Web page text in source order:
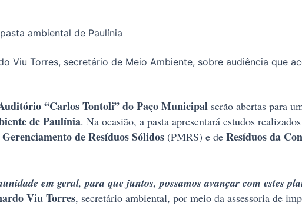
ambiental de Paulínia
Viu Torres, secretário de Meio Ambiente, sobre audiência que
“Carlos Tontoli” do Paço Municipal serão abertas para
de Paulínia. Na ocasião, a pasta apresentará estudos
de Resíduos Sólidos (PMRS) e de Resíduos da
em geral, para que juntos, possamos avançar com estes
Viu Torres, secretário ambiental, por meio da assessoria de